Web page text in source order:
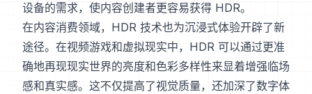
设备的需求，使内容创建者更容易获得 HDR。
在内容消费领域，HDR 技术也为沉浸式体验开辟了新
途径。在视频游戏和虚拟现实中，HDR 可以通过更准
确地再现现实世界的亮度和色彩多样性来显着增强临场
感和真实感。这不仅提高了视觉质量，还加深了数字体